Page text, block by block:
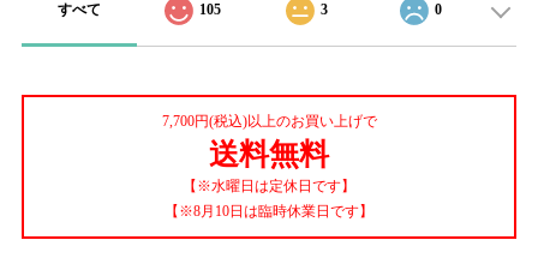
すべて 105 3 0
7,700円(税込)以上のお買い上げで
送料無料
【※水曜日は定休日です】
【※8月10日は臨時休業日です】